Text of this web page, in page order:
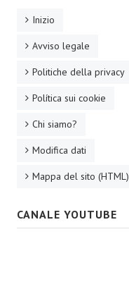
Inizio
Avviso legale
Politiche della privacy
Política sui cookie
Chi siamo?
Modifica dati
Mappa del sito (HTML)
CANALE YOUTUBE